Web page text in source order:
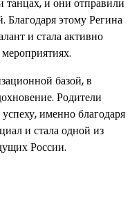
танцах, и они отправили
Благодаря этому Регина
и стала активно
базой, в
Родители
именно благодаря
и стала одной из
России.